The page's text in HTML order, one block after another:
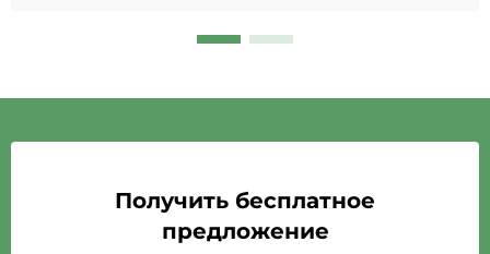
Получить бесплатное
предложение